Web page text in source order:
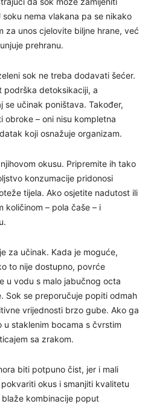
nema vlakana pa se nikako
za unos cjelovite biljne hrane, već
prehranu.
sok ne treba dodavati šećer.
podrška detoksikaciji, a
se učinak poništava. Također,
obroke – oni nisu kompletna
koji osnažuje organizam.
okusu. Pripremite ih tako
konzumacije pridonosi
tijela. Ako osjetite nadutost ili
količinom – pola čaše – i
za učinak. Kada je moguće,
to nije dostupno, povrće
u vodu s malo jabučnog octa
Sok se preporučuje popiti odmah
vrijednosti brzo gube. Ako ga
staklenim bocama s čvrstim
sa zrakom.
biti potpuno čist, jer i mali
okus i smanjiti kvalitetu
kombinacije poput